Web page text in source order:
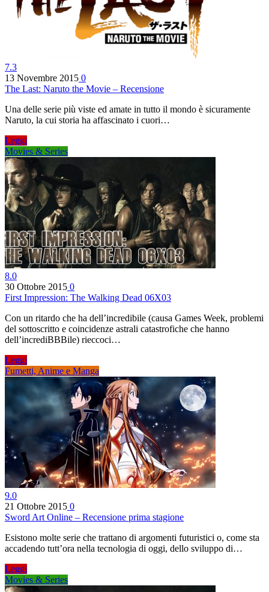
7.3
13 Novembre 2015 0
The Last: Naruto the Movie – Recensione
Una delle serie più viste ed amate in tutto il mondo è sicuramente
Naruto, la cui storia ha affascinato i cuori…
Leggi
Movies & Series
8.0
30 Ottobre 2015 0
First Impression: The Walking Dead 06X03
Con un ritardo che ha dell’incredibile (causa Games Week, problemi
del sottoscritto e coincidenze astrali catastrofiche che hanno
dell’incrediBBBile) rieccoci…
Leggi
Fumetti, Anime e Manga
9.0
21 Ottobre 2015 0
Sword Art Online – Recensione prima stagione
Esistono molte serie che trattano di argomenti futuristici o, come sta
accadendo tutt’ora nella tecnologia di oggi, dello sviluppo di…
Leggi
Movies & Series